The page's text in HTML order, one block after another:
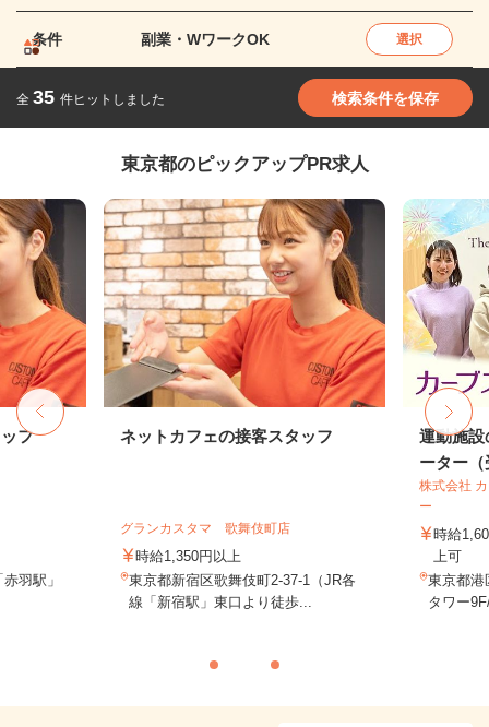
条件 副業・WワークOK 選択
全 35 件ヒットしました 検索条件を保存
東京都のピックアップPR求人
フ
羽駅」
ネットカフェの接客スタッフ
グランカスタマ 歌舞伎町店
時給1,350円以上
東京都新宿区歌舞伎町2-37-1（JR各
線「新宿駅」東口より徒歩...
運動施設
ーター
株式会社
ー
時給
上可
東京都港
タワー